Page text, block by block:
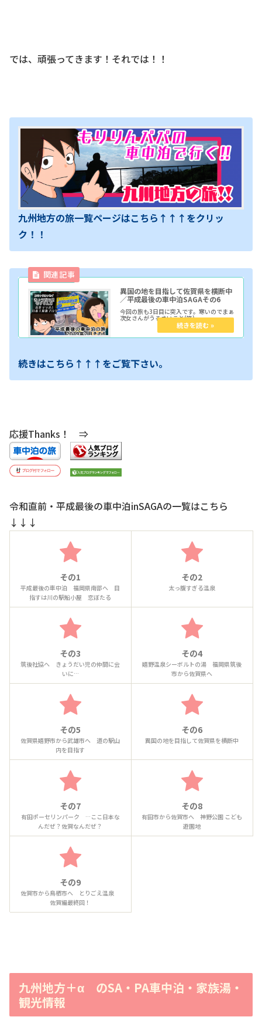
では、頑張ってきます！それでは！！
九州地方の旅一覧ページはこちら↑↑↑をクリッ
ク！！
異国の地を目指して佐賀県を横断中
／平成最後の車中泊SAGAその6
今回の旅も3日目に突入です。寒いのでまぁ
次女さんがうるさいこと(笑)
続きはこちら↑↑↑をご覧下さい。
応援Thanks！ ⇒
令和直前・平成最後の車中泊inSAGAの一覧はこちら
↓↓↓
その1
平成最後の車中泊 福岡県南部へ 目
指すは川の駅船小屋 恋ぼたる
その2
太っ腹すぎる温泉
その3
筑後社協へ きょうだい児の仲間に会
いに…
その4
嬉野温泉シーボルトの湯 福岡県筑後
市から佐賀県へ
その5
佐賀県嬉野市から武雄市へ 道の駅山
内を目指す
その6
異国の地を目指して佐賀県を横断中
その7
有田ポーセリンパーク …ここ日本な
んだぜ？佐賀なんだぜ？
その8
有田市から佐賀市へ 神野公園 こども
遊園地
その9
佐賀市から鳥栖市へ とりごえ温泉
佐賀編最終回！
九州地方＋α のSA・PA車中泊・家族湯・
観光情報